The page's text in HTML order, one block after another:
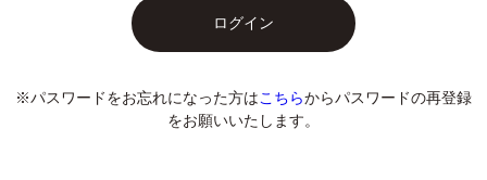
※パスワードをお忘れになった方はこちらからパスワードの再登録
をお願いいたします。